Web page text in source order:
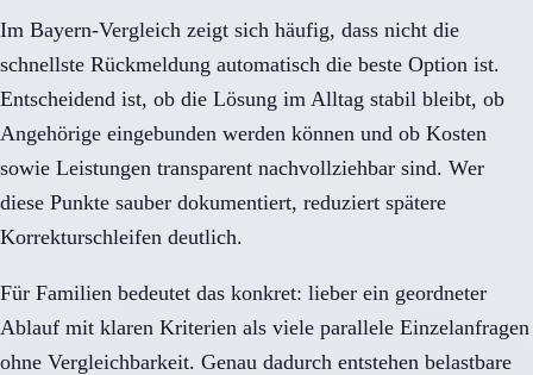
Im Bayern-Vergleich zeigt sich häufig, dass nicht die
schnellste Rückmeldung automatisch die beste Option ist.
Entscheidend ist, ob die Lösung im Alltag stabil bleibt, ob
Angehörige eingebunden werden können und ob Kosten
sowie Leistungen transparent nachvollziehbar sind. Wer
diese Punkte sauber dokumentiert, reduziert spätere
Korrekturschleifen deutlich.
Für Familien bedeutet das konkret: lieber ein geordneter
Ablauf mit klaren Kriterien als viele parallele Einzelanfragen
ohne Vergleichbarkeit. Genau dadurch entstehen belastbare